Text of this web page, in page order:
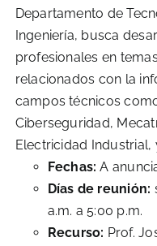
Departamento de
Ingeniería, busca
profesionales en
relacionados con la
campos técnicos
Ciberseguridad,
Electricidad Industrial,
Fechas: A
Días de reunión:
a.m. a 5:00 p.m.
Recurso: Prof.